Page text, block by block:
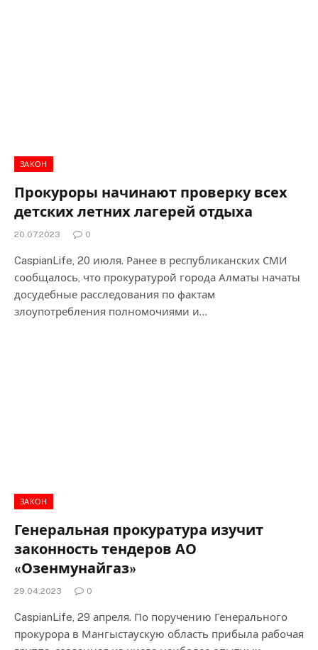
ЗАКОН
Прокуроры начинают проверку всех
детских летних лагерей отдыха
20.07.2023 0
CaspianLife, 20 июля. Ранее в республиканских СМИ
сообщалось, что прокуратурой города Алматы начаты
досудебные расследования по фактам
злоупотребления полномочиями и…
ЗАКОН
Генеральная прокуратура изучит
законность тендеров АО
«Озенмунайгаз»
29.04.2023 0
CaspianLife, 29 апреля. По поручению Генерального
прокурора в Мангыстаускую область прибыла рабочая